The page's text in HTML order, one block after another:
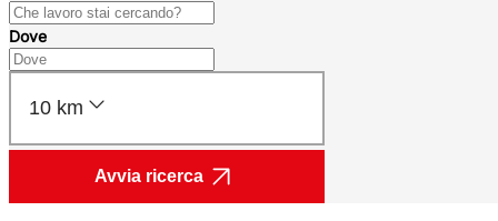
Dove
10 km
Avvia ricerca